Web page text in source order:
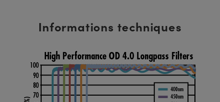
Informations techniques